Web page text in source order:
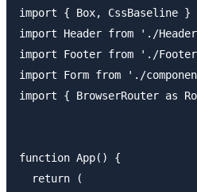
import { Box, CssBaseline
import Header from './
import Footer from './
import Form from './
import { BrowserRouter as
function App() {
  return (